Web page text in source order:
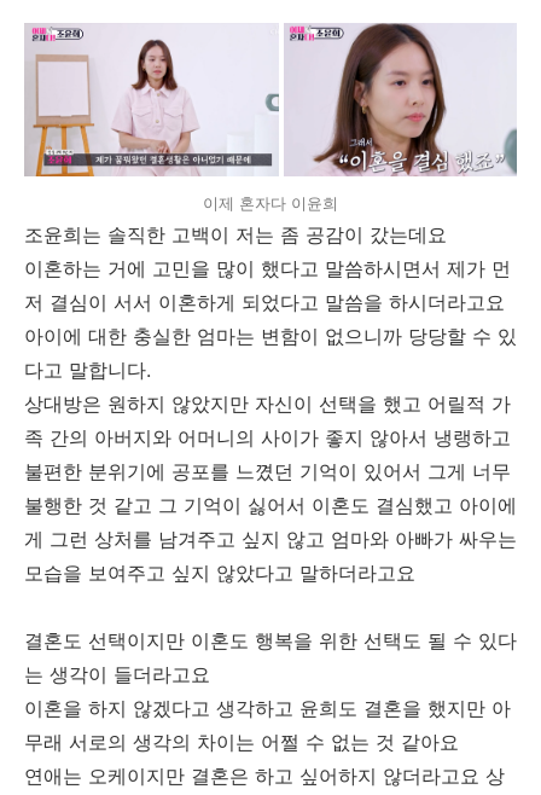
이제 혼자다 이윤희
조윤희는 솔직한 고백이 저는 좀 공감이 갔는데요
이혼하는 거에 고민을 많이 했다고 말씀하시면서 제가 먼
저 결심이 서서 이혼하게 되었다고 말씀을 하시더라고요
아이에 대한 충실한 엄마는 변함이 없으니까 당당할 수 있
다고 말합니다.
상대방은 원하지 않았지만 자신이 선택을 했고 어릴적 가
족 간의 아버지와 어머니의 사이가 좋지 않아서 냉랭하고
불편한 분위기에 공포를 느꼈던 기억이 있어서 그게 너무
불행한 것 같고 그 기억이 싫어서 이혼도 결심했고 아이에
게 그런 상처를 남겨주고 싶지 않고 엄마와 아빠가 싸우는
모습을 보여주고 싶지 않았다고 말하더라고요
결혼도 선택이지만 이혼도 행복을 위한 선택도 될 수 있다
는 생각이 들더라고요
이혼을 하지 않겠다고 생각하고 윤희도 결혼을 했지만 아
무래 서로의 생각의 차이는 어쩔 수 없는 것 같아요
연애는 오케이지만 결혼은 하고 싶어하지 않더라고요 상